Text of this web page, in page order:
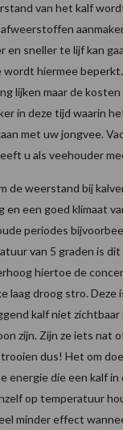
van het kalf
en sneller te lijf kan
hiermee
lijken maar de
in deze tijd waarin
met uw jongvee.
u als veehouder
de weerstand bij
en een goed klimaat
periodes
van 5 graden is dit
hiertoe de
laag droog stro. Deze
kalf niet zichtbaar
zijn. Zijn ze iets nat
dus! Het om
energie die een kalf in
op temperatuur
minder effect